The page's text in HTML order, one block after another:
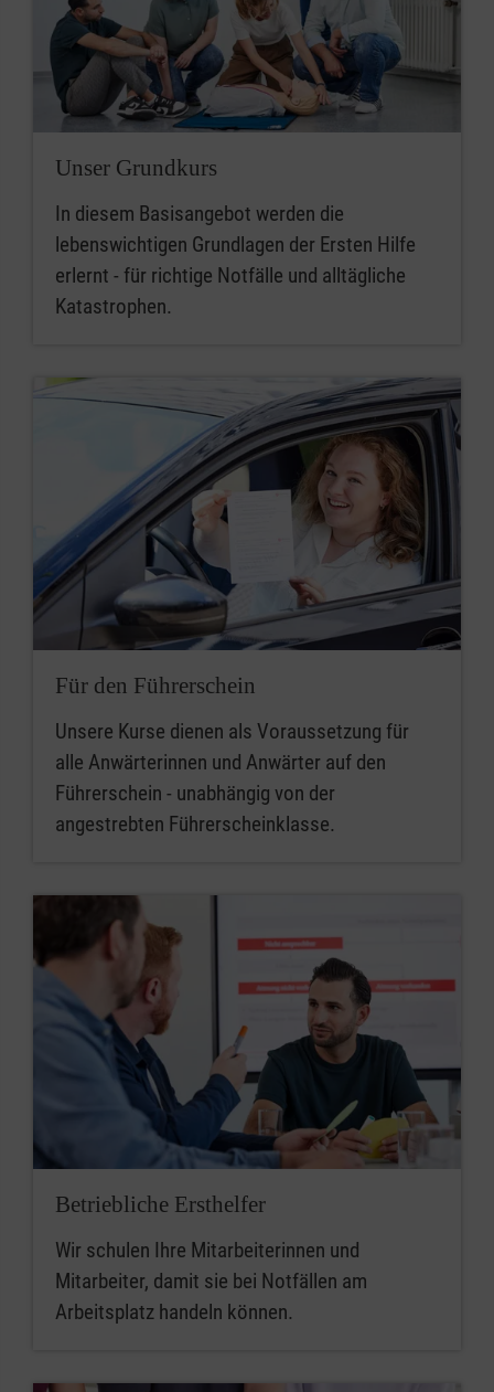
Unser Grundkurs
In diesem Basisangebot werden die
lebenswichtigen Grundlagen der Ersten Hilfe
erlernt - für richtige Notfälle und alltägliche
Katastrophen.
Für den Führerschein
Unsere Kurse dienen als Voraussetzung für
alle Anwärterinnen und Anwärter auf den
Führerschein - unabhängig von der
angestrebten Führerscheinklasse.
Betriebliche Ersthelfer
Wir schulen Ihre Mitarbeiterinnen und
Mitarbeiter, damit sie bei Notfällen am
Arbeitsplatz handeln können.